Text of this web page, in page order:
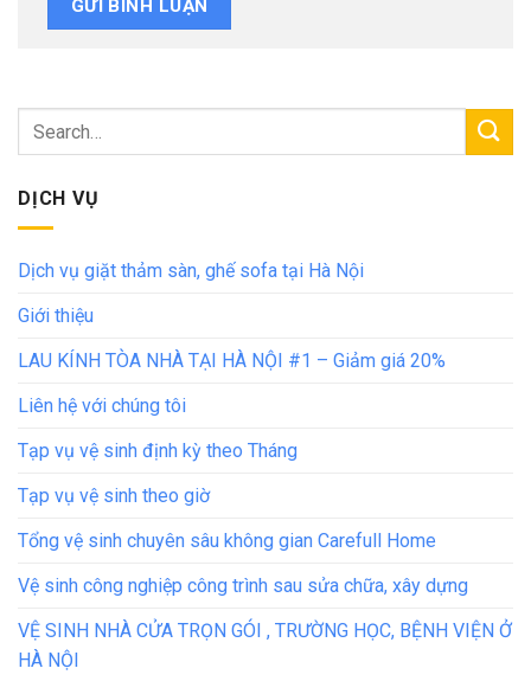
DỊCH VỤ
Dịch vụ giặt thảm sàn, ghế sofa tại Hà Nội
Giới thiệu
LAU KÍNH TÒA NHÀ TẠI HÀ NỘI #1 – Giảm giá 20%
Liên hệ với chúng tôi
Tạp vụ vệ sinh định kỳ theo Tháng
Tạp vụ vệ sinh theo giờ
Tổng vệ sinh chuyên sâu không gian Carefull Home
Vệ sinh công nghiệp công trình sau sửa chữa, xây dựng
VỆ SINH NHÀ CỬA TRỌN GÓI , TRƯỜNG HỌC, BỆNH VIỆN Ở
HÀ NỘI